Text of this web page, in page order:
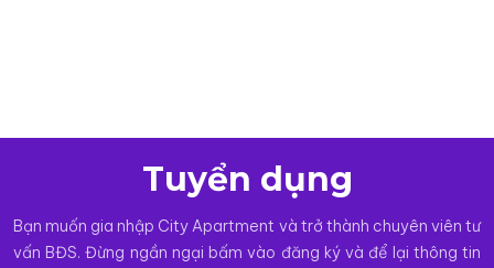
Tuyển dụng
Bạn muốn gia nhập City Apartment và trở thành chuyên viên tư
vấn BĐS. Đừng ngần ngại bấm vào đăng ký và để lại thông tin